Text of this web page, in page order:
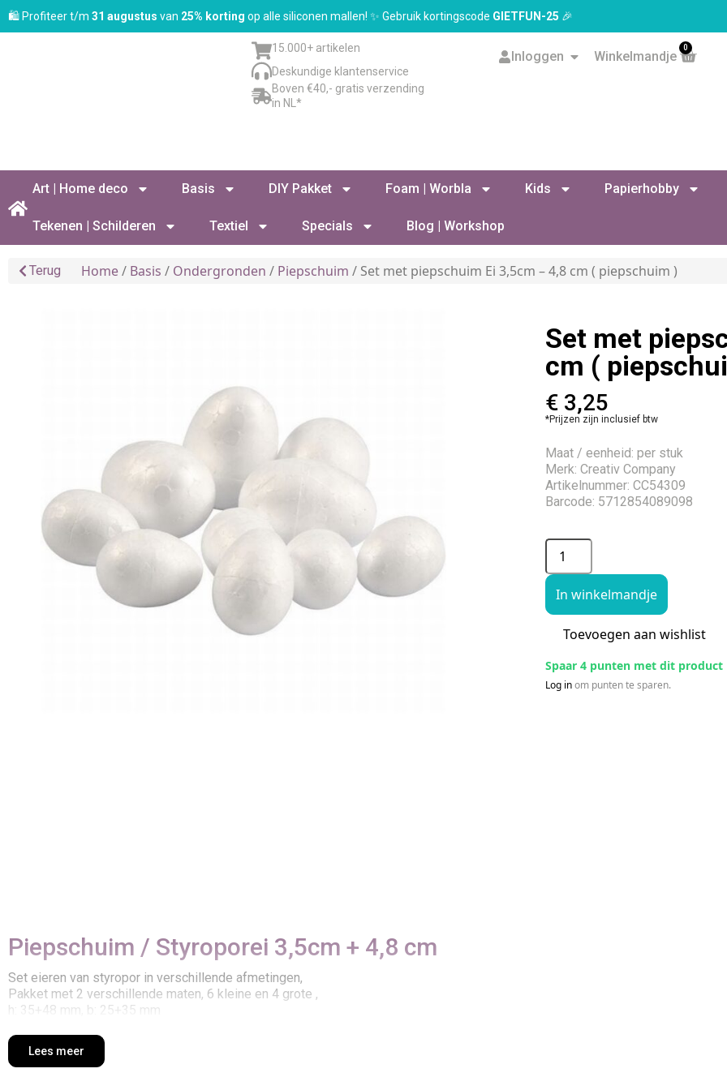
🛍️ Profiteer t/m 31 augustus van 25% korting op alle siliconen mallen! ✨ Gebruik kortingscode GIETFUN-25 🎉
15.000+ artikelen
Deskundige klantenservice
Boven €40,- gratis verzending
in NL*
Inloggen Winkelmandje
0
Art | Home deco Basis DIY Pakket Foam | Worbla Kids Papierhobby
Tekenen | Schilderen Textiel Specials Blog | Workshop
Terug Home/ Basis / Ondergronden / Piepschuim / Set met piepschuim Ei 3,5cm – 4,8 cm ( piepschuim )
Set met
cm (
€ 3,25
*Prijzen zijn inclusief btw
Maat / eenheid: per stuk
Merk: Creativ Company
Artikelnummer: CC54309
Barcode: 5712854089098
In winkelmandje
Toevoegen aan wishlist
Spaar 4 punten met dit product
Log inom punten te sparen.
Piepschuim / Styroporei 3,5cm + 4,8 cm
Set eieren van styropor in verschillende afmetingen,
Pakket met 2 verschillende maten, 6 kleine en 4 grote ,
h: 35+48 mm, b: 25+35 mm
Lees meer